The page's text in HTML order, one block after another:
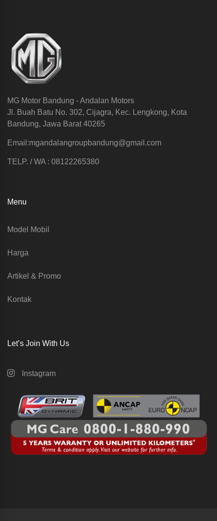
MG Motor Bandung - Andalan Motors
Jl. Buah Batu No. 302, Cijagra, Kec. Lengkong, Kota
Bandung, Jawa Barat 40265
Email:mgandalangroupbandung@gmail.com
TELP. / WA : 08122265380
Menu
Model Mobil
Harga
Artikel & Promo
Kontak
Let’s Join With Us
Instagram